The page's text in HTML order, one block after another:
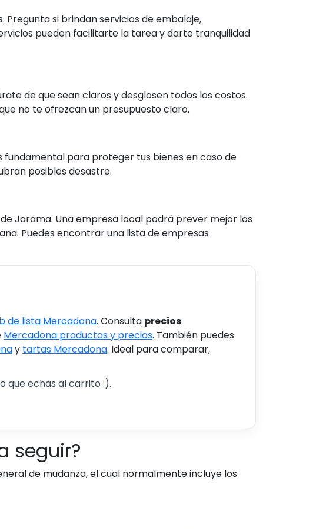
Pregunta si brindan servicios de embalaje,
pueden facilitarte la tarea y darte tranquilidad
de que sean claros y desglosen todos los costos.
no te ofrezcan un presupuesto claro.
fundamental para proteger tus bienes en caso de
posibles desastre.
Jarama. Una empresa local podrá prever mejor los
Puedes encontrar una lista de empresas
de lista Mercadona. Consulta precios
Mercadona productos y precios. También puedes
y tartas Mercadona. Ideal para comparar,
que echas al carrito :).
seguir?
de mudanza, el cual normalmente incluye los